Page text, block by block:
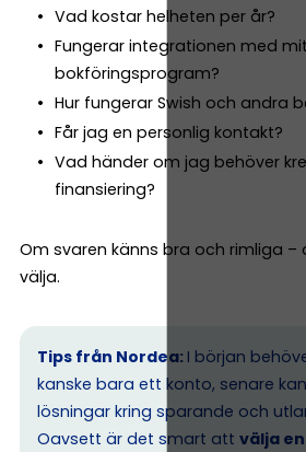
Vad kostar helheten per år?
Fungerar integrationen med
bokföringsprogram?
Hur fungerar Swish och andra
Får jag en personlig kontakt?
Vad händer om jag behöver
finansiering?
Om svaren känns bra och rimliga
välja.
Tips från Nordea: I början
kanske bara ett konto, senare
lösningar kring sparande och
Oavsett är det smart att välja